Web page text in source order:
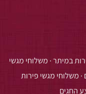
במיתר· משלוחי מגשי
· משלוחי מגשי פירות
החגים